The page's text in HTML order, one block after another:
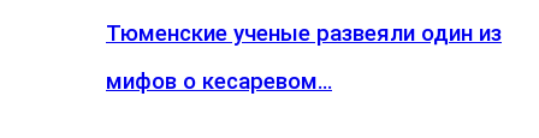
Тюменские ученые развеяли один из
мифов о кесаревом…